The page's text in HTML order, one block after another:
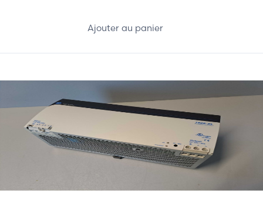
Ajouter au panier